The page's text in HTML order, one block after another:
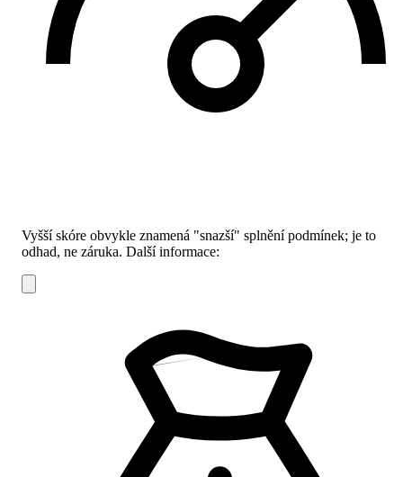
Vyšší skóre obvykle znamená "snazší" splnění podmínek; je to
odhad, ne záruka. Další informace: